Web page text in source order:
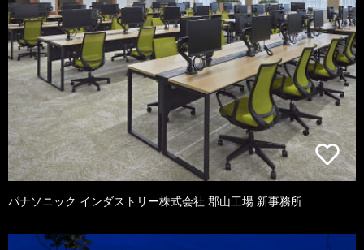
パナソニック インダストリー株式会社 郡山工場 新事務所